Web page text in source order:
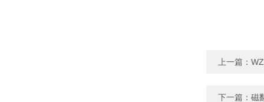
上一篇：
下一篇： 磁